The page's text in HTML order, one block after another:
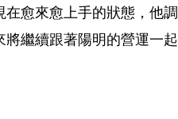
愈來愈上手的狀態，他調
繼續跟著陽明的營運一起